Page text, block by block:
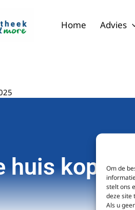
Om de
stelt ons
deze site
Als u
Home Advies
huis kopen